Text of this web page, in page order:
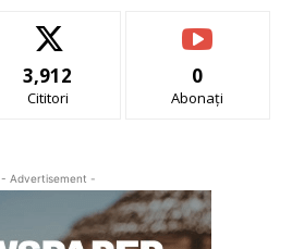
3,912
Cititori
0
Abonați
- Advertisement -